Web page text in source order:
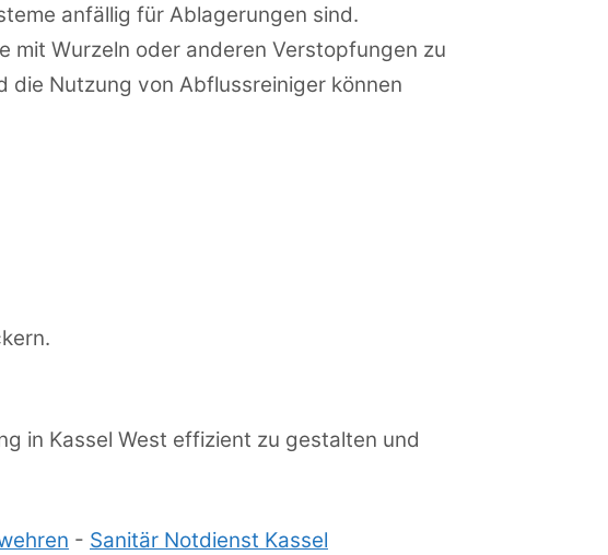
anfällig für Ablagerungen sind.
mit Wurzeln oder anderen Verstopfungen zu
die Nutzung von Abflussreiniger können
in Kassel West effizient zu gestalten und
- Sanitär Notdienst Kassel